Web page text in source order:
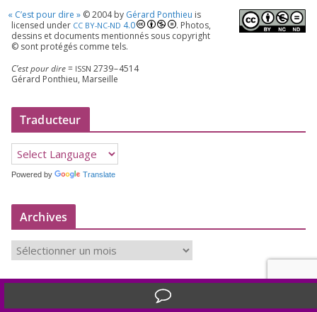
« C’est pour dire » ©2004by Gérard Ponthieu is
licen­sed under CC BY-NC-ND 4.0
. Photos,
des­sins et docu­ments men­tion­nés sous copy­right
© sont pro­té­gés comme tels.
C’est pour dire= ISSN 2739–4514
Gérard Ponthieu, Marseille
Traducteur
Powered by Translate
Archives
c